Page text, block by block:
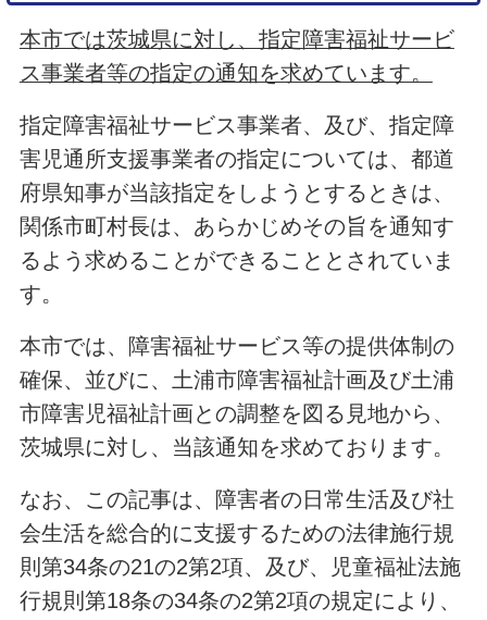
本市では茨城県に対し、指定障害福祉サービ
ス事業者等の指定の通知を求めています。
指定障害福祉サービス事業者、及び、指定障
害児通所支援事業者の指定については、都道
府県知事が当該指定をしようとするときは、
関係市町村長は、あらかじめその旨を通知す
るよう求めることができることとされていま
す。
本市では、障害福祉サービス等の提供体制の
確保、並びに、土浦市障害福祉計画及び土浦
市障害児福祉計画との調整を図る見地から、
茨城県に対し、当該通知を求めております。
なお、この記事は、障害者の日常生活及び社
会生活を総合的に支援するための法律施行規
則第34条の21の2第2項、及び、児童福祉法施
行規則第18条の34条の2第2項の規定により、